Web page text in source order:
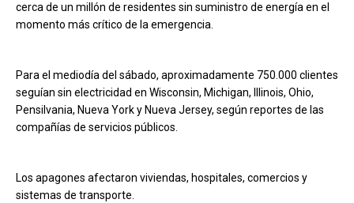
cerca de un millón de residentes sin suministro de energía en el
momento más crítico de la emergencia.
Para el mediodía del sábado, aproximadamente 750.000 clientes
seguían sin electricidad en Wisconsin, Michigan, Illinois, Ohio,
Pensilvania, Nueva York y Nueva Jersey, según reportes de las
compañías de servicios públicos.
Los apagones afectaron viviendas, hospitales, comercios y
sistemas de transporte.